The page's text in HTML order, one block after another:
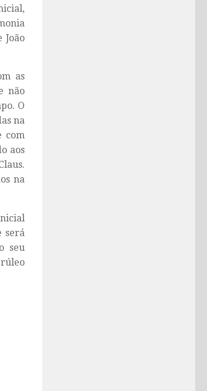
João
as
não
O
na
com
aos
na
será
seu